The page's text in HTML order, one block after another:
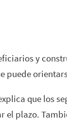
y
puede
que los
plazo.